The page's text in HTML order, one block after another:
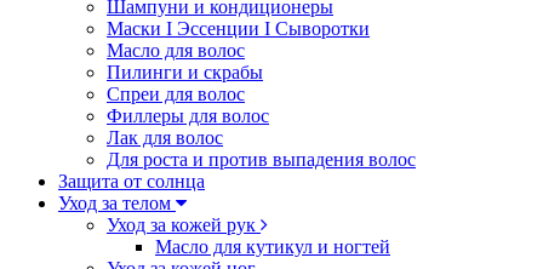
Шампуни и кондиционеры
Маски I Эссенции I Сыворотки
Масло для волос
Пилинги и скрабы
Спреи для волос
Филлеры для волос
Лак для волос
Для роста и против выпадения волос
Защита от солнца
Уход за телом
Уход за кожей рук
Масло для кутикул и ногтей